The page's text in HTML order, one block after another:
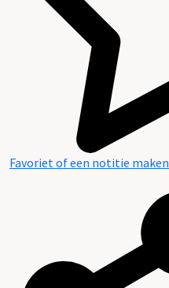
Favoriet of een notitie maken